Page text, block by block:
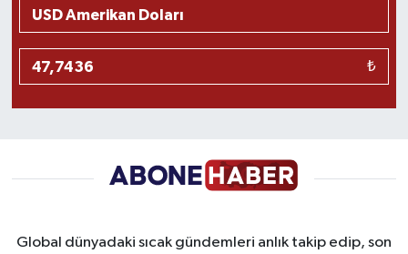
₺
Global dünyadaki sıcak gündemleri anlık takip edip, son